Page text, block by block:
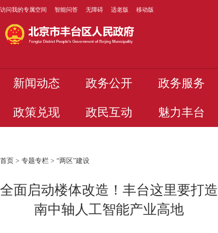
访问我的专属空间 智能问答 无障碍 适老版 移动版
新闻动态 政务公开 政务服务
政策兑现 政民互动 魅力丰台
首页 > 专题专栏 > “两区”建设
全面启动楼体改造！丰台这里要打造
南中轴人工智能产业高地